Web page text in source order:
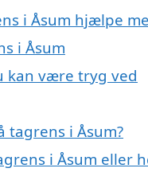
i Åsum hjælpe
i Åsum
kan være tryg ved
tagrens i Åsum?
i Åsum eller